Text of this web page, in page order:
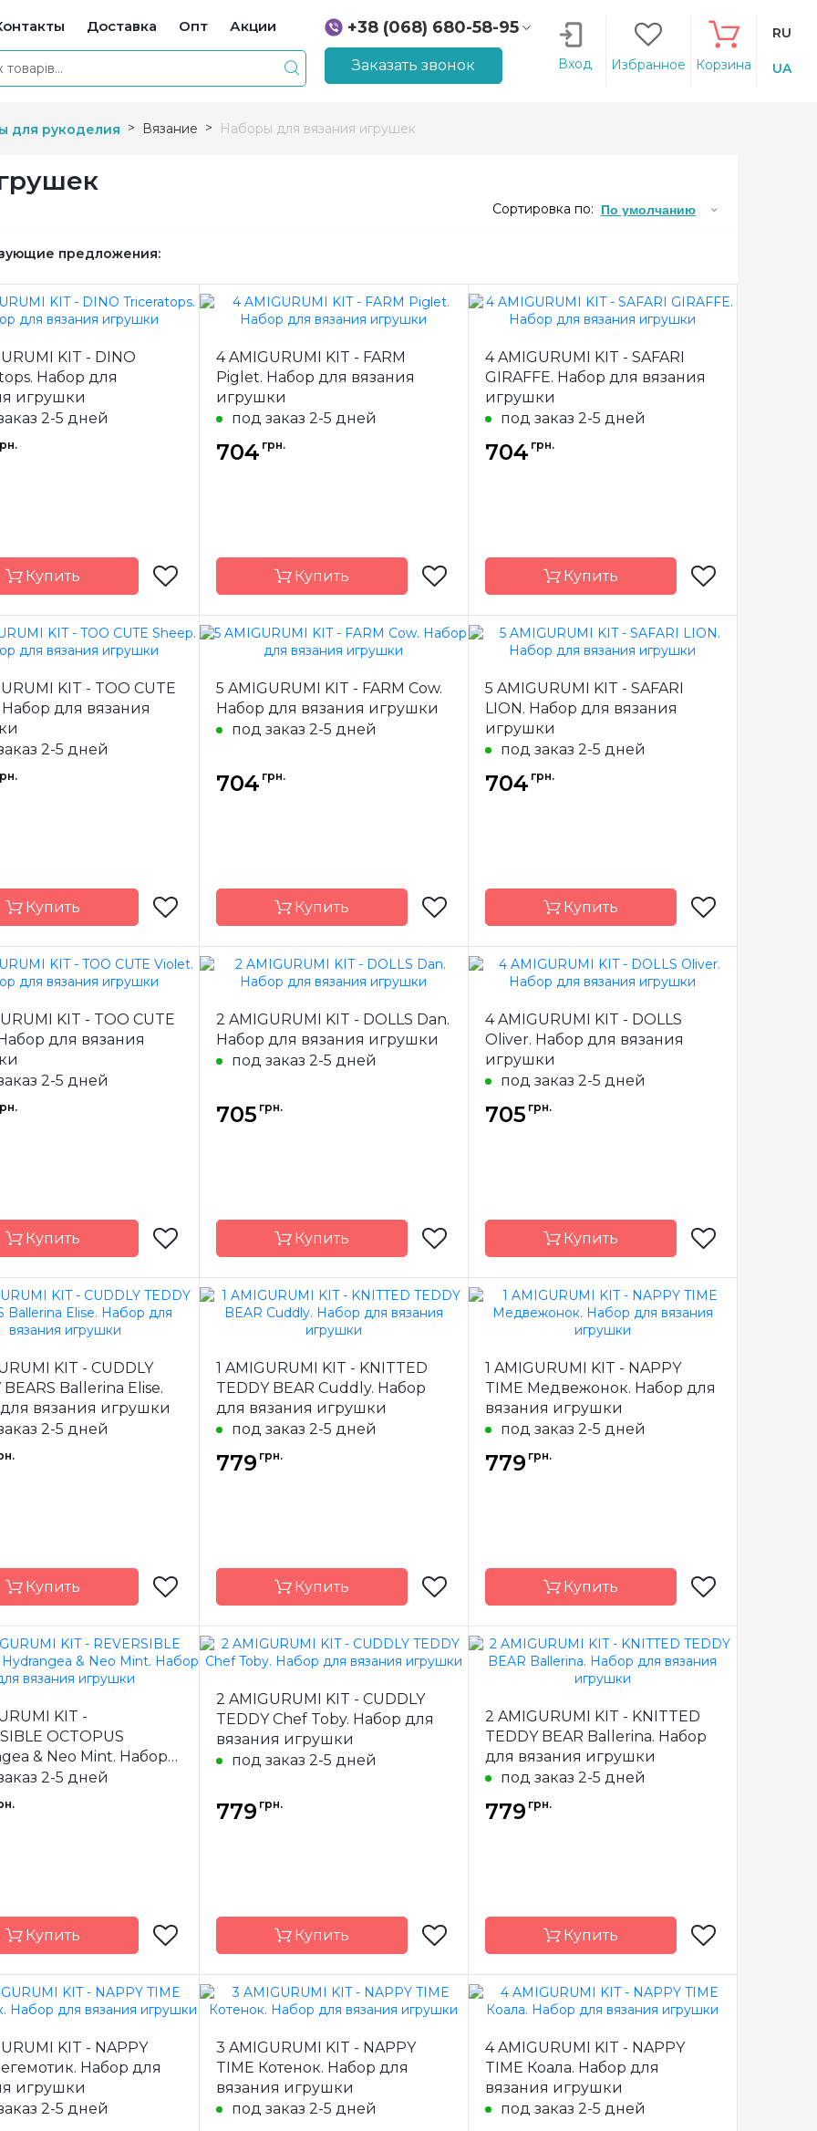
Доставка Опт Акции
+38 (068) 680-58-95
+38 (066) 207-14-90
Заказать звонок Вход Избранное Корзина
RU
UA
для рукоделия Вязание Наборы для вязания игрушек
Сортировка по: По умолчанию
предложения:
KIT - DINO
Набор для
игрушки
2-5 дней
Купить
Бразилия
4 AMIGURUMI KIT - FARM
Piglet. Набор для вязания
игрушки
под заказ 2-5 дней
704 грн.
Купить
Страна-
производитель
Бразилия
4 AMIGURUMI KIT - SAFARI
GIRAFFE. Набор для вязания
игрушки
под заказ 2-5 дней
704 грн.
Купить
Страна-
производитель
Бразилия
KIT - TOO CUTE
Набор для вязания
2-5 дней
Купить
Бразилия
5 AMIGURUMI KIT - FARM Cow.
Набор для вязания игрушки
под заказ 2-5 дней
704 грн.
Купить
Страна-
производитель
Бразилия
5 AMIGURUMI KIT - SAFARI
LION. Набор для вязания
игрушки
под заказ 2-5 дней
704 грн.
Купить
Страна-
производитель
Бразилия
KIT - TOO CUTE
для вязания
2-5 дней
Купить
2 AMIGURUMI KIT - DOLLS Dan.
Набор для вязания игрушки
под заказ 2-5 дней
705 грн.
Купить
производитель
4 AMIGURUMI KIT - DOLLS
Oliver. Набор для вязания
игрушки
под заказ 2-5 дней
705 грн.
Купить
производитель
KIT - CUDDLY
BEARS Ballerina Elise.
вязания игрушки
2-5 дней
Купить
1 AMIGURUMI KIT - KNITTED
TEDDY BEAR Cuddly. Набор
для вязания игрушки
под заказ 2-5 дней
779 грн.
Купить
Страна-
производитель
Бразилия
1 AMIGURUMI KIT - NAPPY
TIME Медвежонок. Набор для
вязания игрушки
под заказ 2-5 дней
779 грн.
Купить
производитель
KIT -
OCTOPUS
& Neo Mint. Набор
игрушки
2-5 дней
Купить
Бразилия
2 AMIGURUMI KIT - CUDDLY
TEDDY Chef Toby. Набор для
вязания игрушки
под заказ 2-5 дней
779 грн.
Купить
Страна-
производитель
Бразилия
2 AMIGURUMI KIT - KNITTED
TEDDY BEAR Ballerina. Набор
для вязания игрушки
под заказ 2-5 дней
779 грн.
Купить
Страна-
производитель
Бразилия
KIT - NAPPY
Набор для
игрушки
2-5 дней
3 AMIGURUMI KIT - NAPPY
TIME Котенок. Набор для
вязания игрушки
под заказ 2-5 дней
4 AMIGURUMI KIT - NAPPY
TIME Коала. Набор для
вязания игрушки
под заказ 2-5 дней